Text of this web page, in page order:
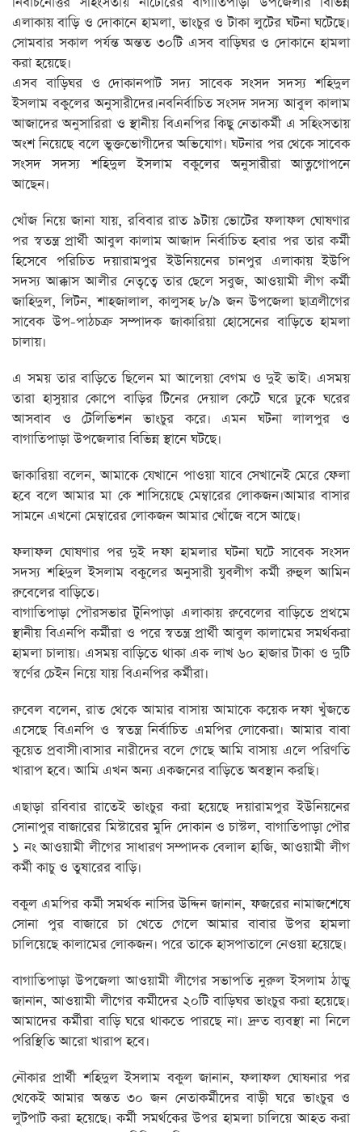
এলাকায় বাড়ি ও দোকানে হামলা, ভাংচুর ও টাকা লুটের ঘটনা ঘটেছে।
সোমবার সকাল পর্যন্ত অন্তত ৩০টি এসব বাড়িঘর ও দোকানে হামলা
করা হয়েছে।
এসব বাড়িঘর ও দোকানপাট সদ্য সাবেক সংসদ সদস্য শহিদুল
ইসলাম বকুলের অনুসারীদের।নবনির্বাচিত সংসদ সদস্য আবুল কালাম
আজাদের অনুসারিরা ও স্থানীয় বিএনপির কিছু নেতাকর্মী এ সহিংসতায়
অংশ নিয়েছে বলে ভুক্তভোগীদের অভিযোগ। ঘটনার পর থেকে সাবেক
সংসদ সদস্য শহিদুল ইসলাম বকুলের অনুসারীরা আত্নগোপনে
আছেন।
খোঁজ নিয়ে জানা যায়, রবিবার রাত ৯টায় ভোটের ফলাফল ঘোষণার
পর স্বতন্ত্র প্রার্থী আবুল কালাম আজাদ নির্বাচিত হবার পর তার কর্মী
হিসেবে পরিচিত দয়ারামপুর ইউনিয়নের চানপুর এলাকায় ইউপি
সদস্য আক্কাস আলীর নেতৃত্বে তার ছেলে সবুজ, আওয়ামী লীগ কর্মী
জাহিদুল, লিটন, শাহজালাল, কালুসহ ৮/৯ জন উপজেলা ছাত্রলীগের
সাবেক উপ-পাঠচক্র সম্পাদক জাকারিয়া হোসেনের বাড়িতে হামলা
চালায়।
এ সময় তার বাড়িতে ছিলেন মা আলেয়া বেগম ও দুই ভাই। এসময়
তারা হাসুয়ার কোপে বাড়ির টিনের দেয়াল কেটে ঘরে ঢুকে ঘরের
আসবাব ও টেলিভিশন ভাংচুর করে। এমন ঘটনা লালপুর ও
বাগাতিপাড়া উপজেলার বিভিন্ন স্থানে ঘটছে।
জাকারিয়া বলেন, আমাকে যেখানে পাওয়া যাবে সেখানেই মেরে ফেলা
হবে বলে আমার মা কে শাসিয়েছে মেম্বারের লোকজন।আমার বাসার
সামনে এখনো মেম্বারের লোকজন আমার খোঁজে বসে আছে।
ফলাফল ঘোষণার পর দুই দফা হামলার ঘটনা ঘটে সাবেক সংসদ
সদস্য শহিদুল ইসলাম বকুলের অনুসারী যুবলীগ কর্মী রুহুল আমিন
রুবেলের বাড়িতে।
বাগাতিপাড়া পৌরসভার টুনিপাড়া এলাকায় রুবেলের বাড়িতে প্রথমে
স্থানীয় বিএনপি কর্মীরা ও পরে স্বতন্ত্র প্রার্থী আবুল কালামের সমর্থকরা
হামলা চালায়। এসময় বাড়িতে থাকা এক লাখ ৬০ হাজার টাকা ও দুটি
স্বর্ণের চেইন নিয়ে যায় বিএনপির কর্মীরা।
রুবেল বলেন, রাত থেকে আমার বাসায় আমাকে কয়েক দফা খুঁজতে
এসেছে বিএনপি ও স্বতন্ত্র নির্বাচিত এমপির লোকেরা। আমার বাবা
কুয়েত প্রবাসী।বাসার নারীদের বলে গেছে আমি বাসায় এলে পরিণতি
খারাপ হবে। আমি এখন অন্য একজনের বাড়িতে অবস্থান করছি।
এছাড়া রবিবার রাতেই ভাংচুর করা হয়েছে দয়ারামপুর ইউনিয়নের
সোনাপুর বাজারের মিস্টারের মুদি দোকান ও চাস্টল, বাগাতিপাড়া পৌর
১ নং আওয়ামী লীগের সাধারণ সম্পাদক বেলাল হাজি, আওয়ামী লীগ
কর্মী কাচু ও তুষারের বাড়ি।
বকুল এমপির কর্মী সমর্থক নাসির উদ্দিন জানান, ফজরের নামাজশেষে
সোনা পুর বাজারে চা খেতে গেলে আমার বাবার উপর হামলা
চালিয়েছে কালামের লোকজন। পরে তাকে হাসপাতালে নেওয়া হয়েছে।
বাগাতিপাড়া উপজেলা আওয়ামী লীগের সভাপতি নুরুল ইসলাম ঠান্ডু
জানান, আওয়ামী লীগের কর্মীদের ২০টি বাড়িঘর ভাংচুর করা হয়েছে।
আমাদের কর্মীরা বাড়ি ঘরে থাকতে পারছে না। দ্রুত ব্যবস্থা না নিলে
পরিস্থিতি আরো খারাপ হবে।
নৌকার প্রার্থী শহিদুল ইসলাম বকুল জানান, ফলাফল ঘোষনার পর
থেকেই আমার অন্তত ৩০ জন নেতাকর্মীদের বাড়ী ঘরে ভাংচুর ও
লুটপাট করা হয়েছে। কর্মী সমর্থকের উপর হামলা চালিয়ে আহত করা